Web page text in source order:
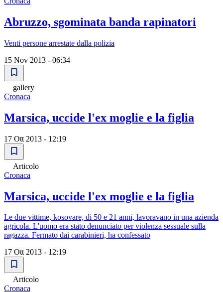
Abruzzo, sgominata banda rapinatori
Venti persone arrestate dalla polizia
15 Nov 2013 - 06:34
gallery
Cronaca
Marsica, uccide l'ex moglie e la figlia
17 Ott 2013 - 12:19
Articolo
Cronaca
Marsica, uccide l'ex moglie e la figlia
Le due vittime, kosovare, di 50 e 21 anni, lavoravano in una azienda
agricola. L'uomo era stato denunciato per violenza sessuale sulla
ragazza. Fermato dai carabinieri, ha confessato
17 Ott 2013 - 12:19
Articolo
Cronaca